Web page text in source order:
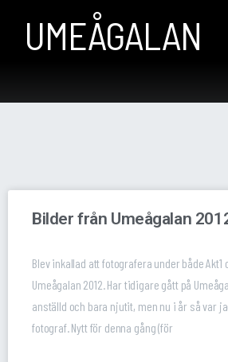
UMEÅGALAN
Bilder från Umeågalan
Blev inkallad att fotografera under både Akt1
Umeågalan 2012. Har tidigare gått på
anställd och bara njutit, men nu i år så var
fotograf. Nytt för denna gång (för